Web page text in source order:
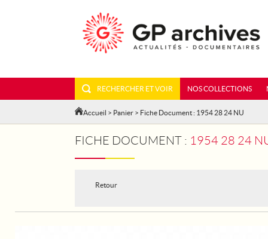
RECHERCHER ET VOIR NOS COLLECTIONS
Accueil > Panier > Fiche Document : 1954 28 24 NU
FICHE DOCUMENT : 1954 28 24
Retour